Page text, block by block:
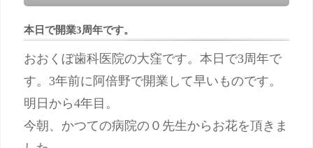
本日で開業3周年です。
おおくぼ歯科医院の大窪です。本日で3周年で
す。3年前に阿倍野で開業して早いものです。
明日から4年目。
今朝、かつての病院の０先生からお花を頂きま